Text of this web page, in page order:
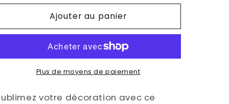
–
XL
–
Format
XL
Ajouter au panier
Plus de moyens de paiement
votre décoration avec ce